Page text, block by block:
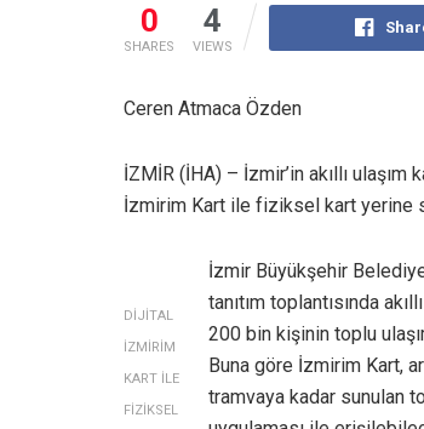
0
SHARES
4
VIEWS
Ceren Atmaca Özden
İZMİR (İHA) – İzmir’in akıllı ulaşım
İzmirim Kart ile fiziksel kart yerine
DİJİTAL
İZMİRİM
KART İLE
FİZİKSEL
İzmir Büyükşehir Belediye
tanıtım toplantısında
200 bin kişinin toplu
Buna göre İzmirim Kart,
tramvaya kadar sunulan